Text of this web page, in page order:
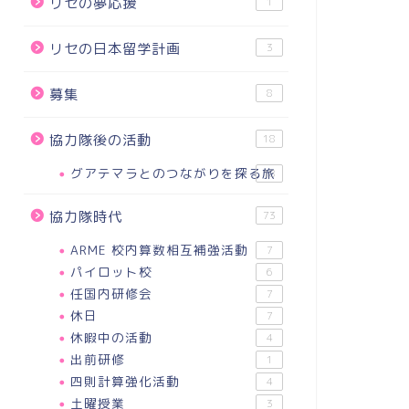
リセの日本留学計画 3
募集 8
協力隊後の活動 18
グアテマラとのつながりを探る旅
18
協力隊時代 73
ARME 校内算数相互補強活動 7
パイロット校 6
任国内研修会 7
休日 7
休暇中の活動 4
出前研修 1
四則計算強化活動 4
土曜授業 3